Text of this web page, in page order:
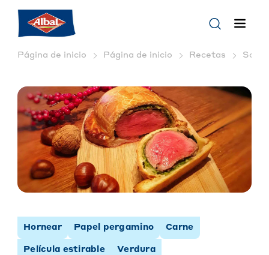
Página de inicio Página de inicio Recetas
Hornear Papel pergamino Carne
Película estirable Verdura